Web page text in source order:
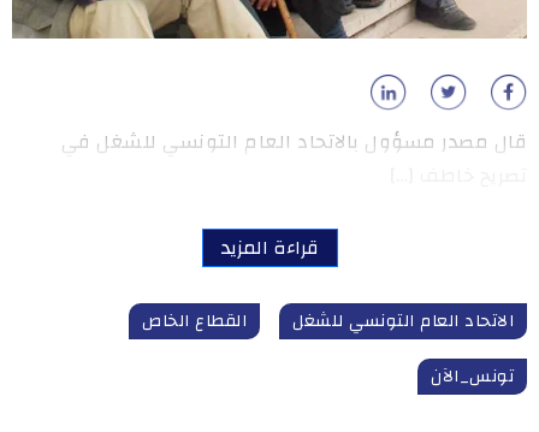
قال مصدر مسؤول بالاتحاد العام التونسي للشغل في
قراءة المزيد
الاتحاد العام التونسي للشغل
القطاع الخاص
تونس_الآن